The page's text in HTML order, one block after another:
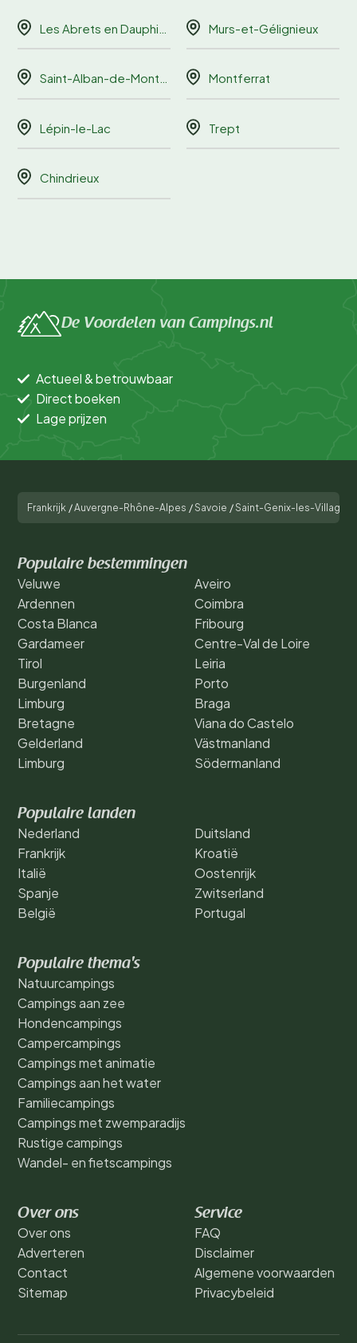
Les Abrets en Dauphiné Murs-et-Gélignieux
Saint-Alban-de-Montbel Montferrat
Lépin-le-Lac Trept
Chindrieux
De Voordelen van Campings.nl
Actueel & betrouwbaar
Direct boeken
Lage prijzen
Frankrijk /Auvergne-Rhône-Alpes /Savoie /Saint-Genix-les-Villages
Populaire bestemmingen
Veluwe
Ardennen
Costa Blanca
Gardameer
Tirol
Burgenland
Limburg
Bretagne
Gelderland
Limburg
Aveiro
Coimbra
Fribourg
Centre-Val de Loire
Leiria
Porto
Braga
Viana do Castelo
Västmanland
Södermanland
Populaire landen
Nederland
Frankrijk
Italië
Spanje
België
Duitsland
Kroatië
Oostenrijk
Zwitserland
Portugal
Populaire thema's
Natuurcampings
Campings aan zee
Hondencampings
Campercampings
Campings met animatie
Campings aan het water
Familiecampings
Campings met zwemparadijs
Rustige campings
Wandel- en fietscampings
Over ons
Over ons
Adverteren
Contact
Sitemap
Service
FAQ
Disclaimer
Algemene voorwaarden
Privacybeleid